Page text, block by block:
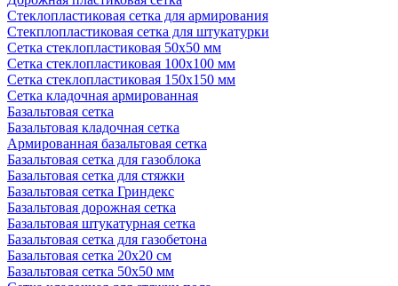
Стеклопластиковая сетка для армирования
Стекплопластиковая сетка для штукатурки
Сетка стеклопластиковая 50x50 мм
Сетка стеклопластиковая 100x100 мм
Сетка стеклопластиковая 150x150 мм
Сетка кладочная армированная
Базальтовая сетка
Базальтовая кладочная сетка
Армированная базальтовая сетка
Базальтовая сетка для газоблока
Базальтовая сетка для стяжки
Базальтовая сетка Гриндекс
Базальтовая дорожная сетка
Базальтовая штукатурная сетка
Базальтовая сетка для газобетона
Базальтовая сетка 20x20 см
Базальтовая сетка 50x50 мм